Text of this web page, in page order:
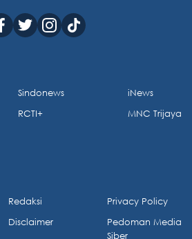
Sindonews
RCTI+
iNews
MNC Trijaya
Redaksi
Disclaimer
Privacy Policy
Pedoman Media
Siber